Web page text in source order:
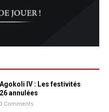
IV : Les festivités
annulées
0 Comments